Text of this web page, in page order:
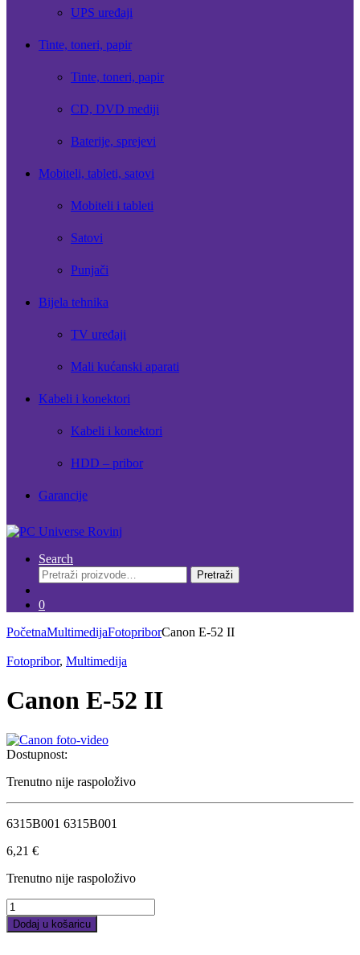
UPS uređaji
Tinte, toneri, papir
Tinte, toneri, papir
CD, DVD mediji
Baterije, sprejevi
Mobiteli, tableti, satovi
Mobiteli i tableti
Satovi
Punjači
Bijela tehnika
TV uređaji
Mali kućanski aparati
Kabeli i konektori
Kabeli i konektori
HDD – pribor
Garancije
Search
Pretraži:
Pretraži
0
PočetnaMultimedijaFotopriborCanon E-52 II
Fotopribor, Multimedija
Canon E-52 II
Dostupnost:
Trenutno nije raspoloživo
6315B001 6315B001
6,21 €
Trenutno nije raspoloživo
Canon
E-
52
Dodaj u košaricu